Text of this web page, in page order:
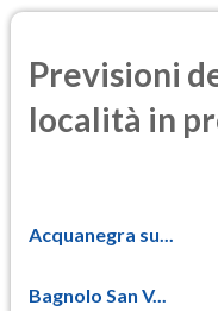
Previsioni
località in
Acquanegra su...
Bagnolo San V...